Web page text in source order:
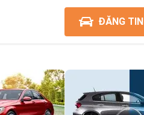
ĐĂNG TIN